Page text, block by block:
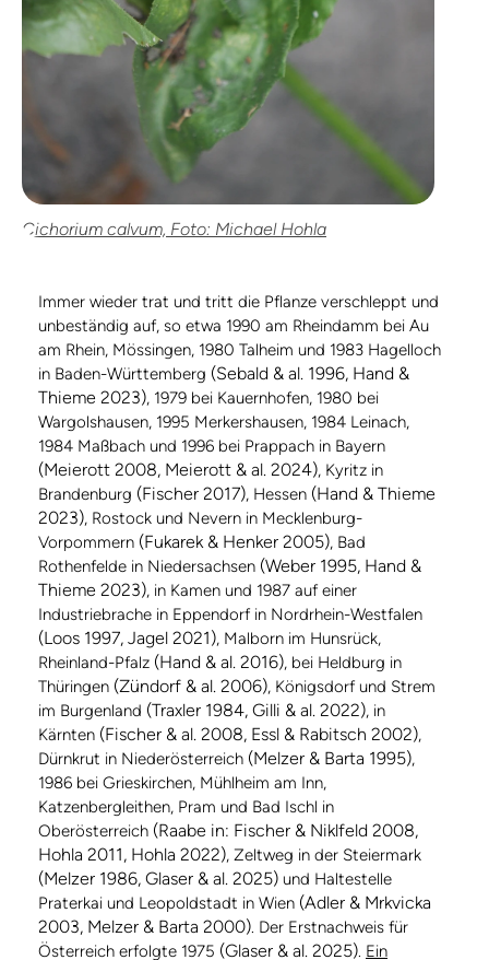
Cichorium calvum, Foto: Michael Hohla
Immer wieder trat und tritt die Pflanze verschleppt und
unbeständig auf, so etwa 1990 am Rheindamm bei Au
am Rhein, Mössingen, 1980 Talheim und 1983 Hagelloch
in Baden-Württemberg (Sebald & al. 1996, Hand &
Thieme 2023), 1979 bei Kauernhofen, 1980 bei
Wargolshausen, 1995 Merkershausen, 1984 Leinach,
1984 Maßbach und 1996 bei Prappach in Bayern
(Meierott 2008, Meierott & al. 2024), Kyritz in
Brandenburg (Fischer 2017), Hessen (Hand & Thieme
2023), Rostock und Nevern in Mecklenburg-
Vorpommern (Fukarek & Henker 2005), Bad
Rothenfelde in Niedersachsen (Weber 1995, Hand &
Thieme 2023), in Kamen und 1987 auf einer
Industriebrache in Eppendorf in Nordrhein-Westfalen
(Loos 1997, Jagel 2021), Malborn im Hunsrück,
Rheinland-Pfalz (Hand & al. 2016), bei Heldburg in
Thüringen (Zündorf & al. 2006), Königsdorf und Strem
im Burgenland (Traxler 1984, Gilli & al. 2022), in
Kärnten (Fischer & al. 2008, Essl & Rabitsch 2002),
Dürnkrut in Niederösterreich (Melzer & Barta 1995),
1986 bei Grieskirchen, Mühlheim am Inn,
Katzenbergleithen, Pram und Bad Ischl in
Oberösterreich (Raabe in: Fischer & Niklfeld 2008,
Hohla 2011, Hohla 2022), Zeltweg in der Steiermark
(Melzer 1986, Glaser & al. 2025) und Haltestelle
Praterkai und Leopoldstadt in Wien (Adler & Mrkvicka
2003, Melzer & Barta 2000). Der Erstnachweis für
Österreich erfolgte 1975 (Glaser & al. 2025). Ein